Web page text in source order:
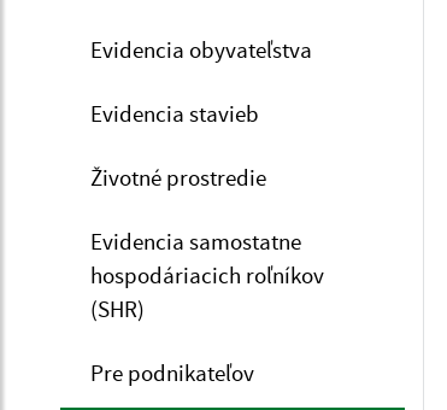
Evidencia obyvateľstva
Evidencia stavieb
Životné prostredie
Evidencia samostatne
hospodáriacich roľníkov
(SHR)
Pre podnikateľov